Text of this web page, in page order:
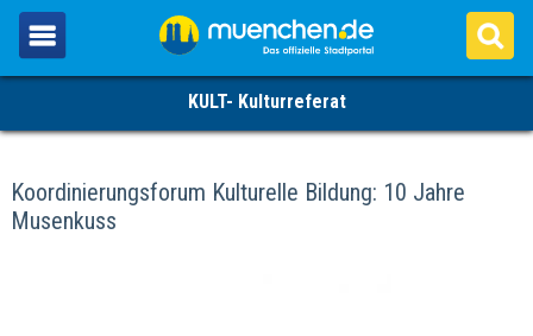
KULT- Kulturreferat
Koordinierungsforum Kulturelle Bildung: 10 Jahre
Musenkuss